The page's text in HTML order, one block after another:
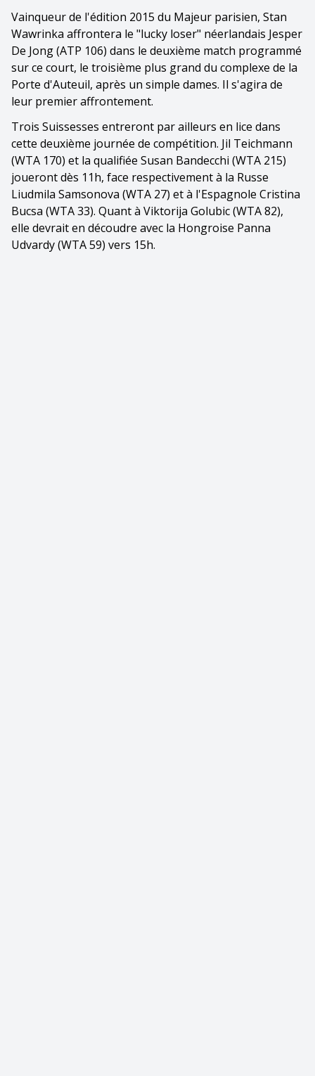
Vainqueur de l'édition 2015 du Majeur parisien, Stan
Wawrinka affrontera le "lucky loser" néerlandais Jesper
De Jong (ATP 106) dans le deuxième match programmé
sur ce court, le troisième plus grand du complexe de la
Porte d'Auteuil, après un simple dames. Il s'agira de
leur premier affrontement.
Trois Suissesses entreront par ailleurs en lice dans
cette deuxième journée de compétition. Jil Teichmann
(WTA 170) et la qualifiée Susan Bandecchi (WTA 215)
joueront dès 11h, face respectivement à la Russe
Liudmila Samsonova (WTA 27) et à l'Espagnole Cristina
Bucsa (WTA 33). Quant à Viktorija Golubic (WTA 82),
elle devrait en découdre avec la Hongroise Panna
Udvardy (WTA 59) vers 15h.